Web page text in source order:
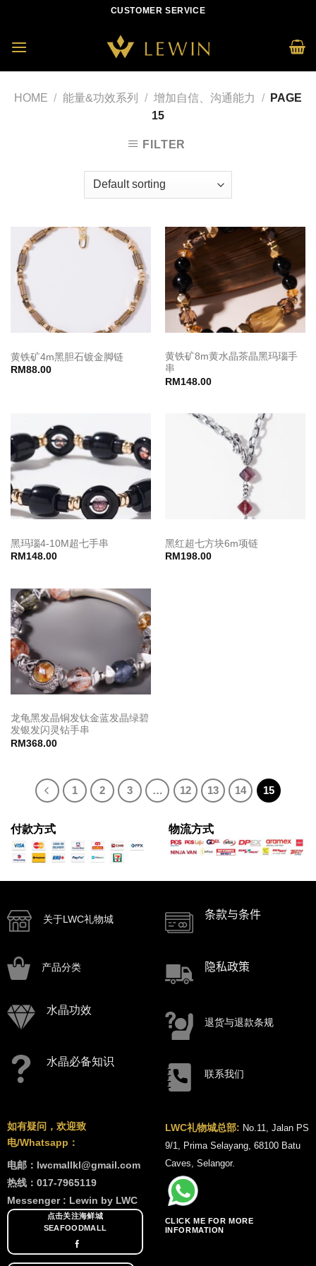
content
CUSTOMER SERVICE
HOME / 能量&功效系列 / 增加自信、沟通能力 /
PAGE
15
FILTER
黄铁矿4m黑胆石镀金脚链
RM 88.00
黄铁矿8m黄水晶茶晶黑玛瑙手
串
RM148.00
黑玛瑙4-10M超七手串
RM 148.00
黑红超七方块6m项链
RM 198.00
龙龟黑发晶铜发钛金蓝发晶绿碧
发银发闪灵钻手串
RM368.00
1 2 3 … 12 13 14 15
付款方式 物流方式
关于LWC礼物城
产品分类
水晶功效
水晶必备知识
条款与条件
隐私政策
退货与退款条规
联系我们
如有疑问，欢迎致
电/Whatsapp：
电邮：lwcmallkl@gmail.com
热线：017-7965119
Messenger : Lewin by LWC
点击关注海鲜城
SEAFOODMALL
LWC礼物城总部: No.11, Jalan PS
9/1, Prima Selayang, 68100 Batu
Caves, Selangor.
CLICK ME FOR MORE
INFORMATION